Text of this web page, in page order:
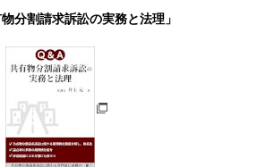
物分割請求訴訟の実務と法理」